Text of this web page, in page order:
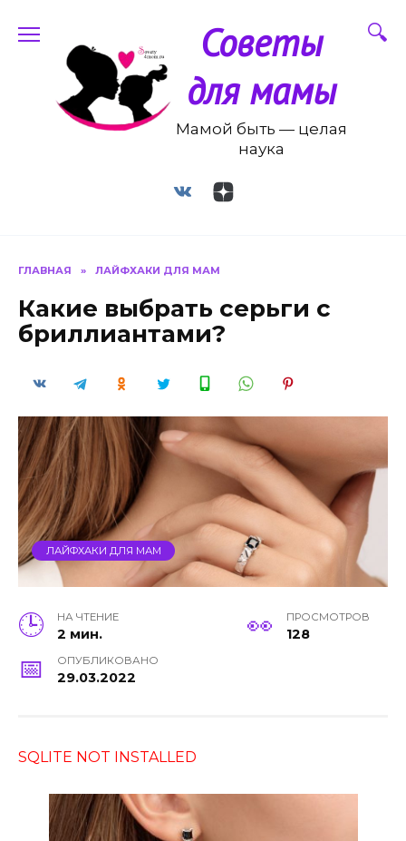
содержанию
Советы
для мамы
Мамой быть — целая
наука
ГЛАВНАЯ » ЛАЙФХАКИ ДЛЯ МАМ
Какие выбрать серьги с
бриллиантами?
ЛАЙФХАКИ ДЛЯ МАМ
НА ЧТЕНИЕ
2 мин.
ПРОСМОТРОВ
128
ОПУБЛИКОВАНО
29.03.2022
SQLITE NOT INSTALLED